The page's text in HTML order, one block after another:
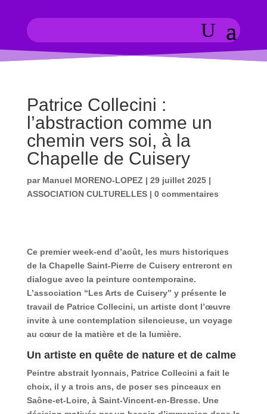
Patrice Collecini :
l’abstraction comme un
chemin vers soi, à la
Chapelle de Cuisery
par Manuel MORENO-LOPEZ| 29 juillet 2025|
ASSOCIATION CULTURELLES| 0 commentaires
Ce premier week-end d’août, les murs historiques
de la Chapelle Saint-Pierre de Cuisery entreront en
dialogue avec la peinture contemporaine.
L’association “Les Arts de Cuisery” y présente le
travail de Patrice Collecini, un artiste dont l’œuvre
invite à une contemplation silencieuse, un voyage
au cœur de la matière et de la lumière.
Un artiste en quête de nature et de calme
Peintre abstrait lyonnais, Patrice Collecini a fait le
choix, il y a trois ans, de poser ses pinceaux en
Saône-et-Loire, à Saint-Vincent-en-Bresse. Une